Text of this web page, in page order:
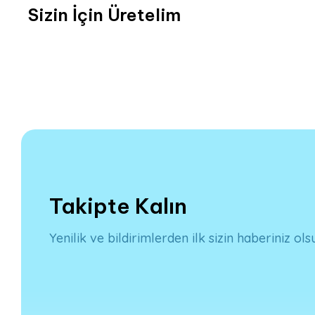
Sizin İçin Üretelim
Takipte Kalın
Yenilik ve bildirimlerden ilk sizin haberiniz